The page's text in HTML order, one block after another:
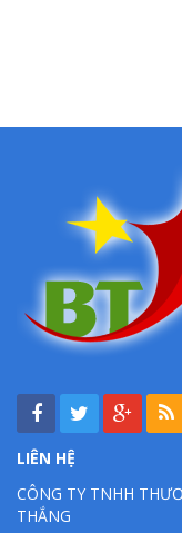
LIÊN HỆ
CÔNG TY TNHH
THẮNG